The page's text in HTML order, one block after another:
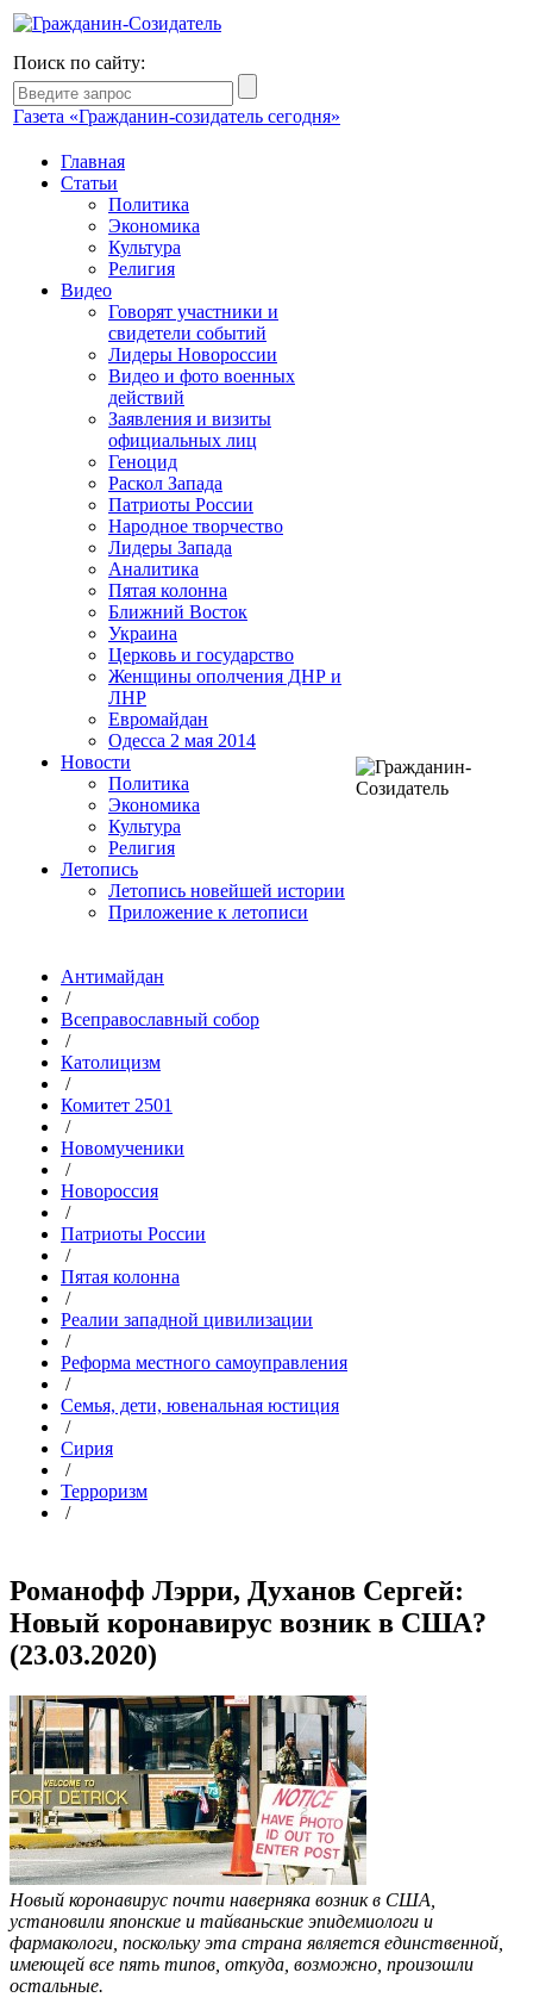
Поиск по сайту:
Газета «Гражданин-созидатель сегодня»
Главная
Статьи
Политика
Экономика
Культура
Религия
Видео
Говорят участники и
свидетели событий
Лидеры Новороссии
Видео и фото военных
действий
Заявления и визиты
официальных лиц
Геноцид
Раскол Запада
Патриоты России
Народное творчество
Лидеры Запада
Аналитика
Пятая колонна
Ближний Восток
Украина
Церковь и государство
Женщины ополчения ДНР и
ЛНР
Евромайдан
Одесса 2 мая 2014
Новости
Политика
Экономика
Культура
Религия
Летопись
Летопись новейшей истории
Приложение к летописи
Антимайдан
/
Всеправославный собор
/
Католицизм
/
Комитет 2501
/
Новомученики
/
Новороссия
/
Патриоты России
/
Пятая колонна
/
Реалии западной цивилизации
/
Реформа местного самоуправления
/
Семья, дети, ювенальная юстиция
/
Сирия
/
Терроризм
/
Романофф Лэрри, Духанов Сергей:
Новый коронавирус возник в США?
(23.03.2020)
Новый коронавирус почти наверняка возник в США,
установили японские и тайваньские эпидемиологи и
фармакологи, поскольку эта страна является единственной,
имеющей все пять типов, откуда, возможно, произошли
остальные.